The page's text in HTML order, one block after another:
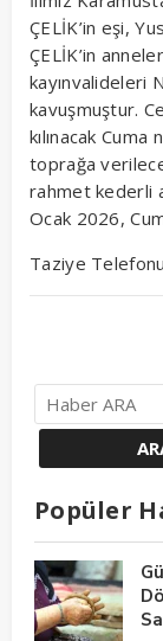
ÇELİK’in eşi,
ÇELİK’in
kayınvalideleri
kavuşmuştur.
kılınacak Cuma
toprağa
rahmet kederli
Ocak 2026,
Taziye
Popüler